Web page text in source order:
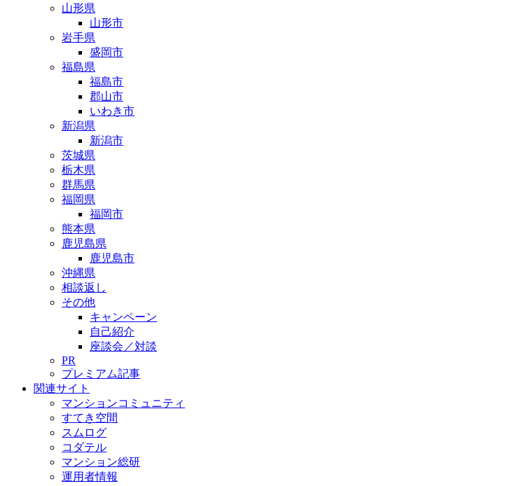
山形県
山形市
岩手県
盛岡市
福島県
福島市
郡山市
いわき市
新潟県
新潟市
茨城県
栃木県
群馬県
福岡県
福岡市
熊本県
鹿児島県
鹿児島市
沖縄県
相談返し
その他
キャンペーン
自己紹介
座談会／対談
PR
プレミアム記事
関連サイト
マンションコミュニティ
すてき空間
スムログ
コダテル
マンション総研
運用者情報